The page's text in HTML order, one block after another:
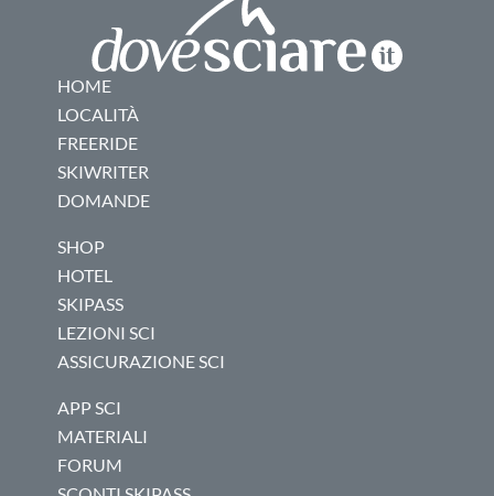
HOME
LOCALITÀ
FREERIDE
SKIWRITER
DOMANDE
SHOP
HOTEL
SKIPASS
LEZIONI SCI
ASSICURAZIONE SCI
APP SCI
MATERIALI
FORUM